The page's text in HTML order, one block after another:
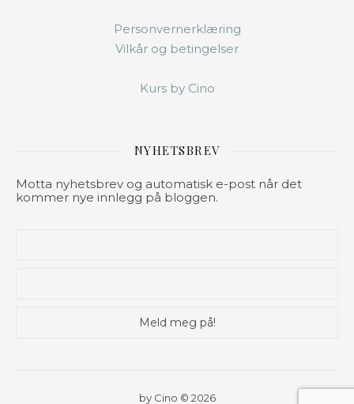
Personvernerklæring
Vilkår og betingelser
Kurs by Cino
NYHETSBREV
Motta nyhetsbrev og automatisk e-post når det
kommer nye innlegg på bloggen.
by Cino © 2026